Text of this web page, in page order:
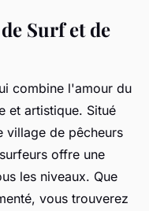
Surf et de
combine l'amour du
et artistique. Situé
village de pêcheurs
offre une
les niveaux. Que
vous trouverez